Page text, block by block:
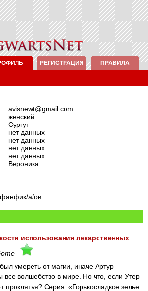
РЕГИСТРАЦИЯ ПРАВИЛА
avisnewt@gmail.com
женский
Сургут
нет данных
нет данных
нет данных
нет данных
Вероника
фанфик/а/ов
использования лекарственных
умереть от магии, иначе Артур
все волшебство в мире. Но что, если Утер
проклятья? Серия: «Горькосладкое зелье